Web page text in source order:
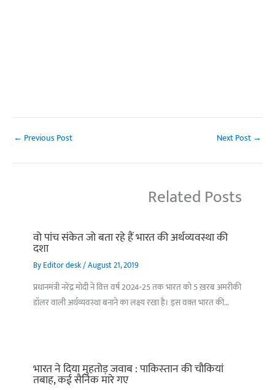
← Previous Post Next Post →
Related Posts
वो पांच संकेत जो बता रहे हैं भारत की अर्थव्यवस्था की
दशा
ByEditor desk/August 21, 2019
प्रधानमंत्री नरेंद्र मोदी ने वित्त वर्ष 2024-25 तक भारत को 5 ख़रब अमरीकी
डॉलर वाली अर्थव्यवस्था बनाने का लक्ष्य रखा है। इस वक़्त भारत की…
भारत ने दिया मुहतोड़ जवाब : पाकिस्‍तान की चौकियां
तबाह, कई सैनिक मारे गए